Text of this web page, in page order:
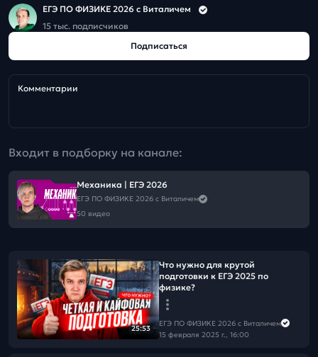
ЕГЭ ПО ФИЗИКЕ 2026 с Виталичем
15 тыс. подписчиков
Подписаться
Комментарии
Входит в подборку на канале:
Механика | ЕГЭ 2026
ЕГЭ ПО ФИЗИКЕ 2026 с Виталичем
50 видео
25:53
Что нужно для крутой
подготовки к ЕГЭ 2025 по
физике?
ЕГЭ ПО ФИЗИКЕ 2026 с Виталичем
15 февраля 2025 г., 16:00